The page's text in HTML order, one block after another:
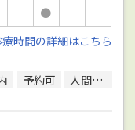
－ ● －
－
療時間の詳細はこちら
予約可 人間ドック対応